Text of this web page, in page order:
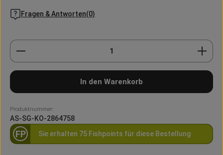
Fragen & Antworten(0)
Produkt Anzahl: Gib den gewünschten Wert ein
In den Warenkorb
Produktnummer:
AS-SG-KO-2864758
FP Sie erhalten 75 Fishpoints für diese Bestellung